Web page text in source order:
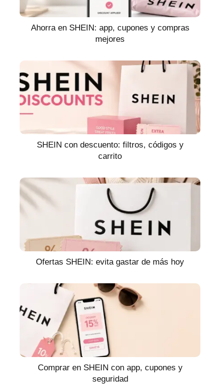
Ahorra en SHEIN: app, cupones y compras
mejores
SHEIN con descuento: filtros, códigos y
carrito
Ofertas SHEIN: evita gastar de más hoy
Comprar en SHEIN con app, cupones y
seguridad